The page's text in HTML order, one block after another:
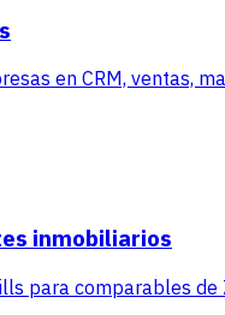
en CRM, ventas,
inmobiliarios
para comparables